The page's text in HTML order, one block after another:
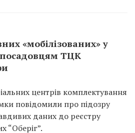
«мобілізованих» у
посадовцям ТЦК
центрів комплектування
повідомили про підозру
даних до реєстру
“Оберіг”.